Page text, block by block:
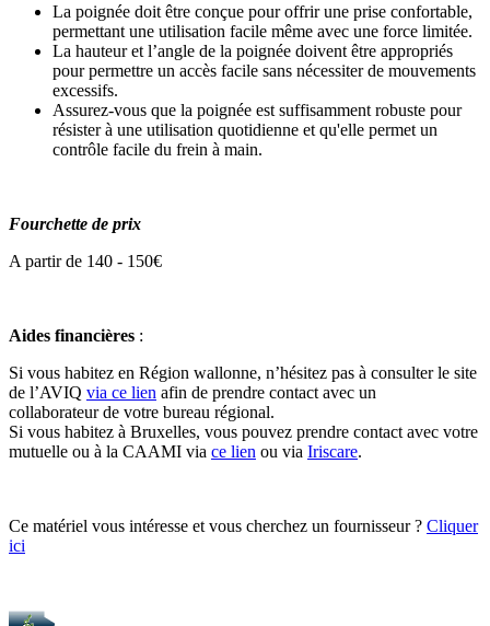
La poignée doit être conçue pour offrir une prise confortable,
permettant une utilisation facile même avec une force limitée.
La hauteur et l’angle de la poignée doivent être appropriés
pour permettre un accès facile sans nécessiter de mouvements
excessifs.
Assurez-vous que la poignée est suffisamment robuste pour
résister à une utilisation quotidienne et qu'elle permet un
contrôle facile du frein à main.
Fourchette de prix
A partir de 140 - 150€
Aides financières :
Si vous habitez en Région wallonne, n’hésitez pas à consulter le site
de l’AVIQ via ce lien afin de prendre contact avec un
collaborateur de votre bureau régional.
Si vous habitez à Bruxelles, vous pouvez prendre contact avec votre
mutuelle ou à la CAAMI via ce lien ou via Iriscare.
Ce matériel vous intéresse et vous cherchez un fournisseur ? Cliquer
ici